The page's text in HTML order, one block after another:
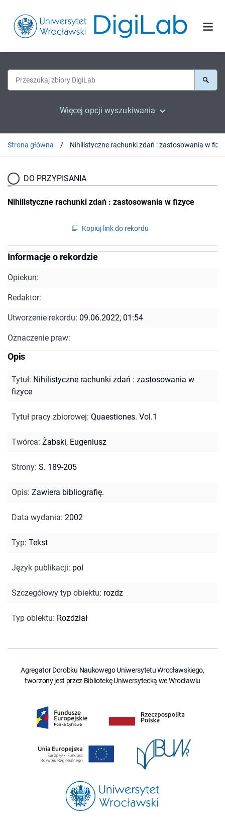
Więcej opcji wyszukiwania
Strona główna Nihilistyczne rachunki zdań : zastosowania w
DO PRZYPISANIA
Nihilistyczne rachunki zdań : zastosowania w fizyce
Kopiuj link do rekordu
Informacje o rekordzie
Opiekun:
Redaktor:
Utworzenie rekordu: 09.06.2022, 01:54
Oznaczenie praw:
Opis
Tytuł: Nihilistyczne rachunki zdań : zastosowania w
fizyce
Tytuł pracy zbiorowej: Quaestiones. Vol.1
Twórca: Żabski, Eugeniusz
Strony: S. 189-205
Opis: Zawiera bibliografię.
Data wydania: 2002
Typ: Tekst
Język publikacji: pol
Szczegółowy typ obiektu: rozdz
Typ obiektu: Rozdział
Agregator Dorobku Naukowego Uniwersytetu Wrocławskiego,
tworzony jest przez Bibliotekę Uniwersytecką we Wrocławiu